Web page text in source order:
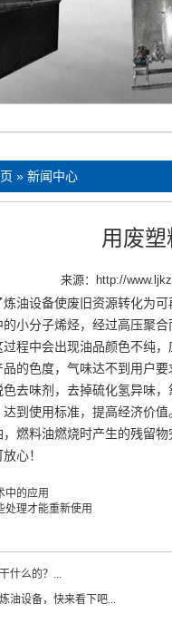
» 新闻中心
用废
来源： http://
油设备使废旧资源转化为
小分子烯烃，经过高压聚
程中会出现油品颜色不纯
的色度，气味达不到用户
去味剂，去掉硫化氢异味
到使用标准，提高经济价
燃料油燃烧时产生的残留
心！
中的应用
处理才能重新使用
什么的？...
油设备，快来看下吧...